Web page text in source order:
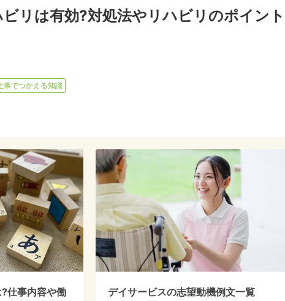
リは有効?対処法やリハビリのポイント
事でつかえる知識
仕事内容や働
デイサービスの志望動機例文一覧